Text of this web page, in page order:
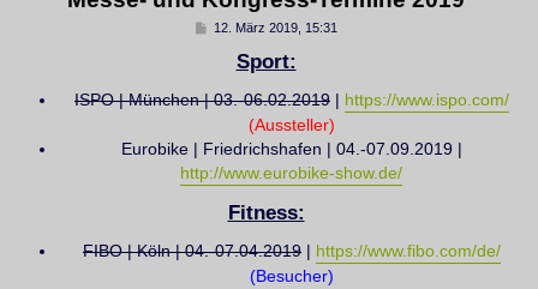
B
a
12. März 2019, 15:31
Sport:
ISPO | München | 03.-06.02.2019| https://www.ispo.com/
(Aussteller)
Eurobike | Friedrichshafen | 04.-07.09.2019 |
http://www.eurobike-show.de/
Fitness:
FIBO | Köln | 04.-07.04.2019| https://www.fibo.com/de/
(Besucher)